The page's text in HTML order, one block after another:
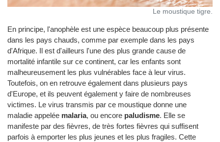
Le moustique tigre.
En principe, l'anophèle est une espèce beaucoup plus présente
dans les pays chauds, comme par exemple dans les pays
d'Afrique. Il est d'ailleurs l'une des plus grande cause de
mortalité infantile sur ce continent, car les enfants sont
malheureusement les plus vulnérables face à leur virus.
Toutefois, on en retrouve également dans plusieurs pays
d'Europe, et ils peuvent également y faire de nombreuses
victimes. Le virus transmis par ce moustique donne une
maladie appelée malaria, ou encore paludisme. Elle se
manifeste par des fièvres, de très fortes fièvres qui suffisent
parfois à emporter les plus jeunes et les plus fragiles. Cette